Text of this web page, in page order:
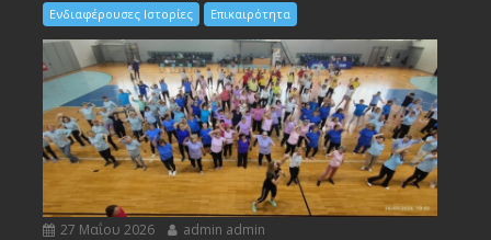
Ενδιαφέρουσες Ιστορίες Επικαιρότητα
27 Μαΐου 2026 admin admin